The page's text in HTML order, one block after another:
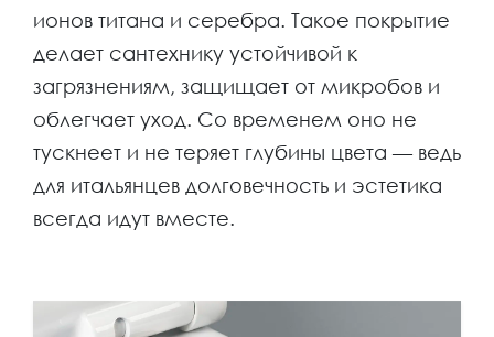
ионов титана и серебра. Такое покрытие
делает сантехнику устойчивой к
загрязнениям, защищает от микробов и
облегчает уход. Со временем оно не
тускнеет и не теряет глубины цвета — ведь
для итальянцев долговечность и эстетика
всегда идут вместе.